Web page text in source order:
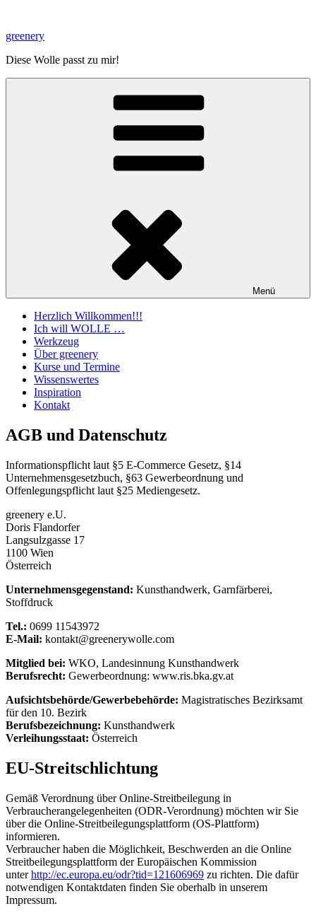
springen
greenery
Diese Wolle passt zu mir!
Menü
Herzlich Willkommen!!!
Ich will WOLLE …
Werkzeug
Über greenery
Kurse und Termine
Wissenswertes
Inspiration
Kontakt
AGB und Datenschutz
Informationspflicht laut §5 E-Commerce Gesetz, §14
Unternehmensgesetzbuch, §63 Gewerbeordnung und
Offenlegungspflicht laut §25 Mediengesetz.
greenery e.U.
Doris Flandorfer
Langsulzgasse 17
1100 Wien
Österreich
Unternehmensgegenstand: Kunsthandwerk, Garnfärberei,
Stoffdruck
Tel.: 0699 11543972
E-Mail: kontakt@greenerywolle.com
Mitglied bei: WKO, Landesinnung Kunsthandwerk
Berufsrecht: Gewerbeordnung: www.ris.bka.gv.at
Aufsichtsbehörde/Gewerbebehörde: Magistratisches Bezirksamt
für den 10. Bezirk
Berufsbezeichnung: Kunsthandwerk
Verleihungsstaat: Österreich
EU-Streitschlichtung
Gemäß Verordnung über Online-Streitbeilegung in
Verbraucherangelegenheiten (ODR-Verordnung) möchten wir Sie
über die Online-Streitbeilegungsplattform (OS-Plattform)
informieren.
Verbraucher haben die Möglichkeit, Beschwerden an die Online
Streitbeilegungsplattform der Europäischen Kommission
unterhttp://ec.europa.eu/odr?tid=121606969 zu richten. Die dafür
notwendigen Kontaktdaten finden Sie oberhalb in unserem
Impressum.